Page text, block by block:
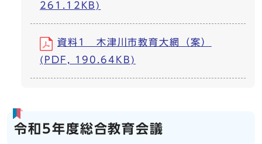
261.12KB)
資料1 木津川市教育大網（案）
(PDF, 190.64KB)
令和5年度総合教育会議